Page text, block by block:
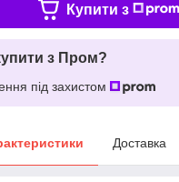
Купити з
з Пром?
під захистом
Доставка